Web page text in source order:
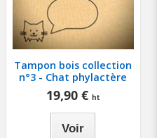
Tampon bois collection
n°3 - Chat phylactère
19,90 €
Voir